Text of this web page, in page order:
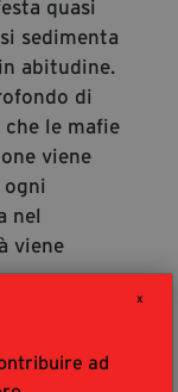
X
ad
quasi
sedimenta
abitudine.
di
le mafie
viene
ogni
nel
viene